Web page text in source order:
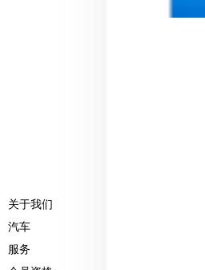
关于我们
汽车
服务